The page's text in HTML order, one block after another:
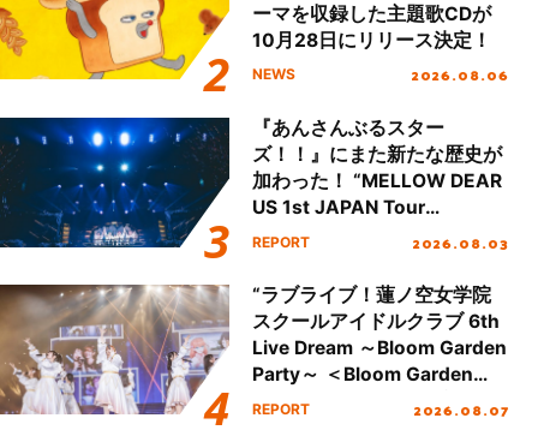
ーマを収録した主題歌CDが
10月28日にリリース決定！
NEWS 2026.08.06
『あんさんぶるスター
ズ！！』にまた新たな歴史が
加わった！ “MELLOW DEAR
US 1st JAPAN Tour
Final「NICE to meet YOU
ート!!
REPORT 2026.08.03
“ラブライブ！蓮ノ空女学院
スクールアイドルクラブ 6th
Live Dream ～Bloom Garden
Party～ ＜Bloom Garden
Party Stage／埼玉公演＞”
REPORT 2026.08.07